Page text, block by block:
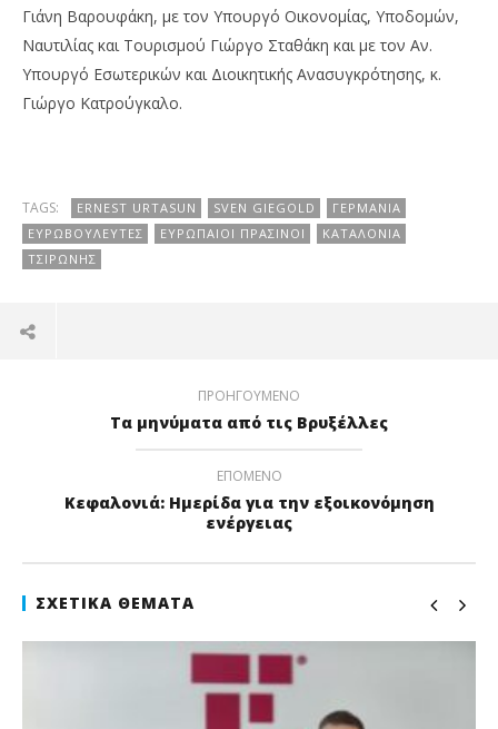
Γιάνη Βαρουφάκη, με τον Υπουργό Οικονομίας, Υποδομών,
Ναυτιλίας και Τουρισμού Γιώργο Σταθάκη και με τον Αν.
Υπουργό Εσωτερικών και Διοικητικής Ανασυγκρότησης, κ.
Γιώργο Κατρούγκαλο.
TAGS: ERNEST URTASUN SVEN GIEGOLD
ΓΕΡΜΑΝΊΑ
ΕΥΡΩΒΟΥΛΕΥΤΈΣ
ΕΥΡΩΠΑΊΟΙ ΠΡΆΣΙΝΟΙ
ΚΑΤΑΛΟΝΊΑ
ΤΣΙΡΏΝΗΣ
ΠΡΟΗΓΟΎΜΕΝΟ
Τα μηνύματα από τις Βρυξέλλες
ΕΠΌΜΕΝΟ
Κεφαλονιά: Ημερίδα για την εξοικονόμηση
ενέργειας
ΣΧΕΤΙΚΆ ΘΈΜΑΤΑ